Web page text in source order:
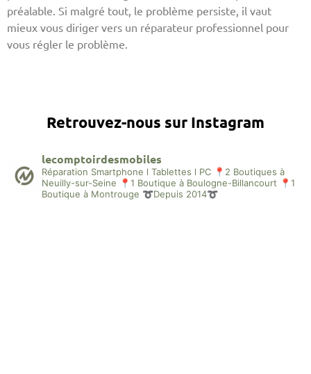
préalable. Si malgré tout, le problème persiste, il vaut
mieux vous diriger vers un réparateur professionnel pour
vous régler le problème.
Retrouvez-nous sur Instagram
lecomptoirdesmobiles
Réparation Smartphone l Tablettes l PC 📍2 Boutiques à
Neuilly-sur-Seine 📍1 Boutique à Boulogne-Billancourt 📍1
Boutique à Montrouge ➰Depuis 2014➰